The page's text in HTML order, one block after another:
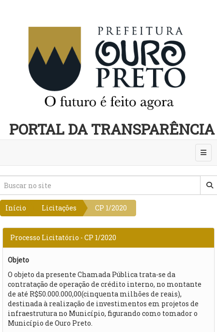
PORTAL DA TRANSPARÊNCIA
Início Licitações CP 1/2020
Processo Licitatório - CP 1/2020
Objeto
O objeto da presente Chamada Pública trata-se da
contratação de operação de crédito interno, no montante
de até R$50.000.000,00(cinquenta milhões de reais),
destinada à realização de investimentos em projetos de
infraestrutura no Município, figurando como tomador o
Município de Ouro Preto.